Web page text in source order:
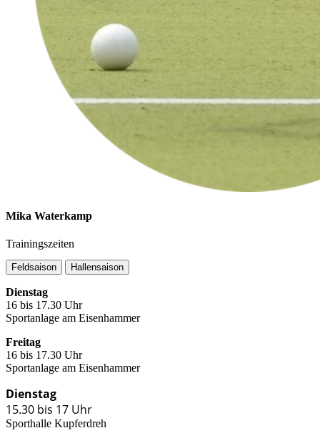
Mika Waterkamp
Trainingszeiten
Feldsaison Hallensaison
Diens­tag
16 bis 17.30 Uhr
Sport­an­la­ge am Eisen­ham­mer
Frei­tag
16 bis 17.30 Uhr
Sport­an­la­ge am Eisen­ham­mer
Diens­tag
15.30 bis 17 Uhr
Sport­hal­le Kup­fer­dreh